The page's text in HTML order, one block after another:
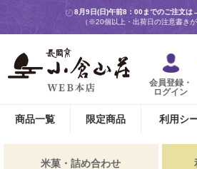
8月9日(日)午前8：00までのご注文は
（※20個以上・出荷日の注意書きが
会員登録・
ログイン
商品一覧 限定商品 利用シ
米菓・詰め合わせ